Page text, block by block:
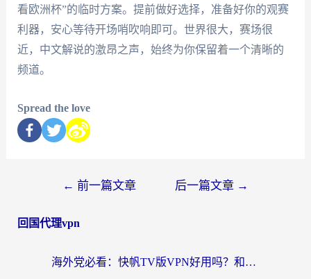
看欧洲杯”的临时方案。提前做好选择，准备好你的观赛
利器，安心等待开场哨吹响即可。世界很大，赛场很
近，中文解说的激昂之声，始终为你保留着一个清晰的
频道。
Spread the love
← 前一篇文章 后一篇文章 →
回国代理vpn
海外党必看：快帆TV版VPN好用吗？和快游VPN对比哪个回国效果更好？附实用避坑指南